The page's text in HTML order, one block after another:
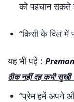
को पहचान सकते
“किसी के दिल में
यह भी पढ़ें :
ठीक नहीं वह कभी सुखी
“प्रेम हमें अपने